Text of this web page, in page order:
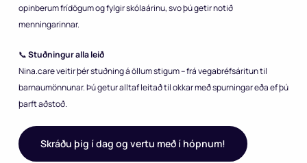
opinberum frídögum og fylgir skólaárinu, svo þú getir notið
menningarinnar.
📞Stuðningur alla leið
Nina.care veitir þér stuðning á öllum stigum – frá vegabréfsáritun til
barnaumönnunar. Þú getur alltaf leitað til okkar með spurningar eða ef þú
þarft aðstoð.
Skráðu þig í dag og vertu með í hópnum!